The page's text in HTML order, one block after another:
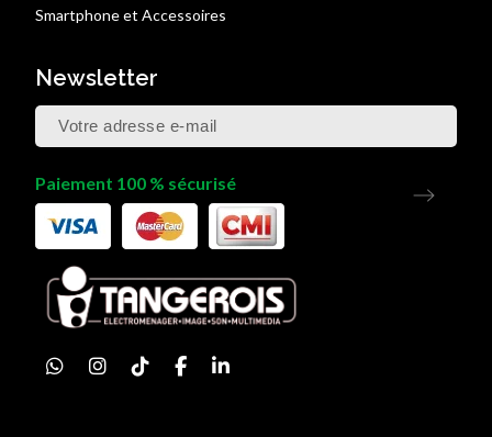
Smartphone et Accessoires
Newsletter
Paiement 100 % sécurisé